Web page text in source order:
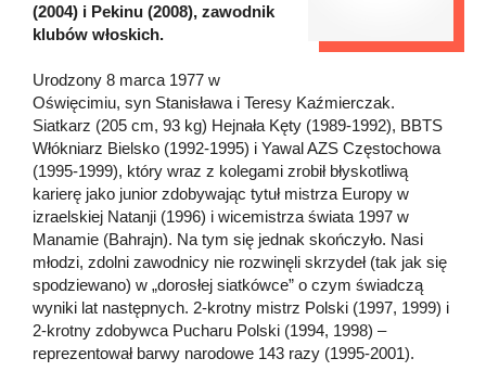
(2004) i Pekinu (2008), zawodnik
klubów włoskich.
Urodzony 8 marca 1977 w
Oświęcimiu, syn Stanisława i Teresy Kaźmierczak.
Siatkarz (205 cm, 93 kg) Hejnała Kęty (1989-1992), BBTS
Włókniarz Bielsko (1992-1995) i Yawal AZS Częstochowa
(1995-1999), który wraz z kolegami zrobił błyskotliwą
karierę jako junior zdobywając tytuł mistrza Europy w
izraelskiej Natanji (1996) i wicemistrza świata 1997 w
Manamie (Bahrajn). Na tym się jednak skończyło. Nasi
młodzi, zdolni zawodnicy nie rozwinęli skrzydeł (tak jak się
spodziewano) w „dorosłej siatkówce” o czym świadczą
wyniki lat następnych. 2-krotny mistrz Polski (1997, 1999) i
2-krotny zdobywca Pucharu Polski (1994, 1998) –
reprezentował barwy narodowe 143 razy (1995-2001).